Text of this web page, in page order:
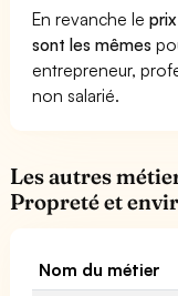
En revanche le
sont les mêmes
entrepreneur,
non salarié.
Les autres
Propreté et
Nom du métier